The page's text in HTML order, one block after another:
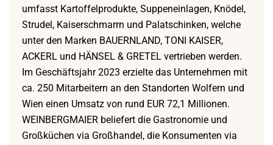
umfasst Kartoffelprodukte, Suppeneinlagen, Knödel,
Strudel, Kaiserschmarrn und Palatschinken, welche
unter den Marken BAUERNLAND, TONI KAISER,
ACKERL und HÄNSEL & GRETEL vertrieben werden.
Im Geschäftsjahr 2023 erzielte das Unternehmen mit
ca. 250 Mitarbeitern an den Standorten Wolfern und
Wien einen Umsatz von rund EUR 72,1 Millionen.
WEINBERGMAIER beliefert die Gastronomie und
Großküchen via Großhandel, die Konsumenten via